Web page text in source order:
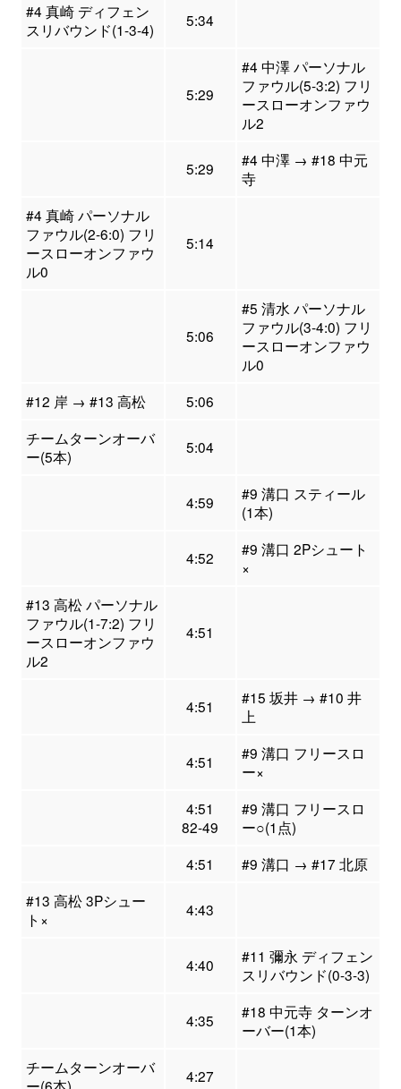
#4 真崎 ディフェン
スリバウンド(1-3-4)
5:34
5:29
#4 中澤 パーソナル
ファウル(5-3:2) フリ
ースローオンファウ
ル2
5:29
#4 中澤 → #18 中元
寺
#4 真崎 パーソナル
ファウル(2-6:0) フリ
ースローオンファウ
ル0
5:14
5:06
#5 清水 パーソナル
ファウル(3-4:0) フリ
ースローオンファウ
ル0
#12 岸 → #13 高松
5:06
チームターンオーバ
ー(5本)
5:04
4:59
#9 溝口 スティール
(1本)
4:52
#9 溝口 2Pシュート
×
#13 高松 パーソナル
ファウル(1-7:2) フリ
ースローオンファウ
ル2
4:51
4:51
#15 坂井 → #10 井
上
4:51
#9 溝口 フリースロ
ー×
4:51
82-49
#9 溝口 フリースロ
ー○(1点)
4:51
#9 溝口 → #17 北原
#13 高松 3Pシュー
ト×
4:43
4:40
#11 彌永 ディフェン
スリバウンド(0-3-3)
4:35
#18 中元寺 ターンオ
ーバー(1本)
チームターンオーバ
4:27